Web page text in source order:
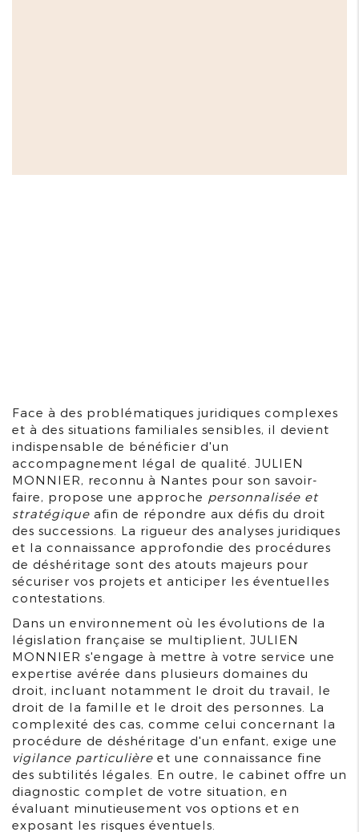
Face à des problématiques juridiques complexes
et à des situations familiales sensibles, il devient
indispensable de bénéficier d'un
accompagnement légal de qualité. JULIEN
MONNIER, reconnu à Nantes pour son savoir-
faire, propose une approche personnalisée et
stratégique afin de répondre aux défis du droit
des successions. La rigueur des analyses juridiques
et la connaissance approfondie des procédures
de déshéritage sont des atouts majeurs pour
sécuriser vos projets et anticiper les éventuelles
contestations.
Dans un environnement où les évolutions de la
législation française se multiplient, JULIEN
MONNIER s'engage à mettre à votre service une
expertise avérée dans plusieurs domaines du
droit, incluant notamment le droit du travail, le
droit de la famille et le droit des personnes. La
complexité des cas, comme celui concernant la
procédure de déshéritage d'un enfant, exige une
vigilance particulière et une connaissance fine
des subtilités légales. En outre, le cabinet offre un
diagnostic complet de votre situation, en
évaluant minutieusement vos options et en
exposant les risques éventuels.